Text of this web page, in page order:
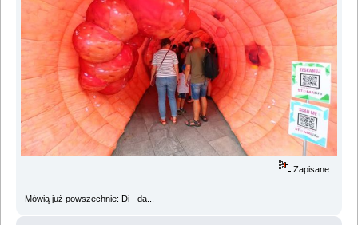
Zapisane
Mówią już powszechnie: Di - da...